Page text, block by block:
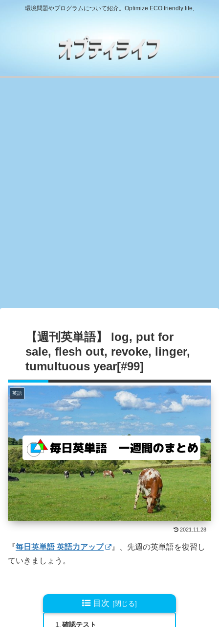
環境問題やプログラムについて紹介。Optimize ECO friendly life,
【週刊英単語】 log, put for
sale, flesh out, revoke, linger,
tumultuous year[#99]
英語
2021.11.28
『毎日英単語 英語力アップ
』、先週の英単語を復習し
ていきましょう。
目次
確認テスト